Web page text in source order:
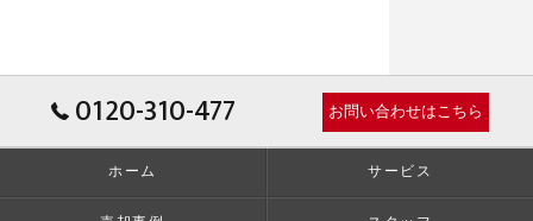
0120-310-477 お問い合わせはこちら
ホーム サービス